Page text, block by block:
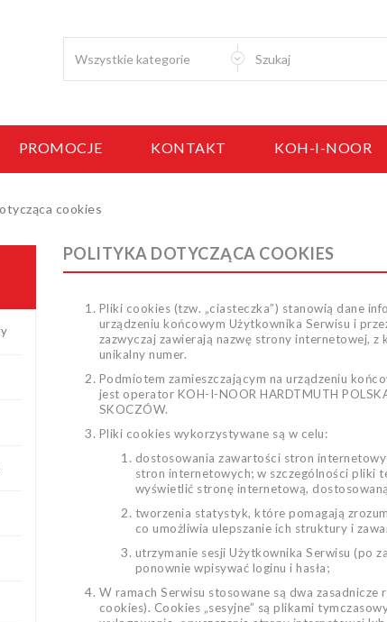
PROMOCJE KONTAKT KOH-I-NOOR
cookies
POLITYKA DOTYCZĄCA COOKIES
Pliki cookies (tzw. „ciasteczka”) stanowią dane
urządzeniu końcowym Użytkownika Serwisu i
zazwyczaj zawierają nazwę strony internetowej,
unikalny numer.
Podmiotem zamieszczającym na urządzeniu
jest operator KOH-I-NOOR HARDTMUTH
SKOCZÓW.
Pliki cookies wykorzystywane są w celu:
dostosowania zawartości stron
stron internetowych; w szczególności pliki
wyświetlić stronę internetową,
tworzenia statystyk, które pomagają
co umożliwia ulepszanie ich struktury i
utrzymanie sesji Użytkownika Serwisu (po
ponownie wpisywać loginu i hasła;
W ramach Serwisu stosowane są dwa zasadnicze
cookies). Cookies „sesyjne” są plikami